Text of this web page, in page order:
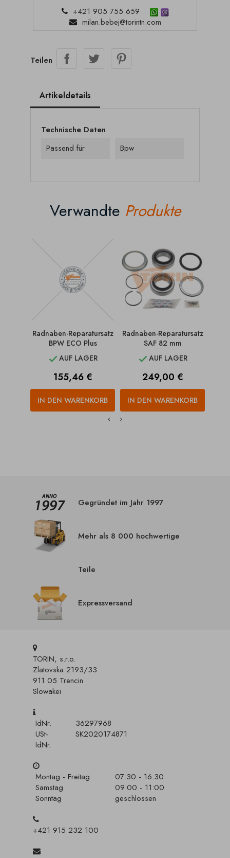
+421 905 755 659
milan.bebej@torintn.com
Teilen
Artikeldetails
Technische Daten
Passend für
Bpw
Verwandte Produkte
Radnaben-Reparatursatz
BPW ECO Plus
AUF LAGER
Preis
155,46 €
IN DEN WARENKORB
Radnaben-Reparatursatz
SAF 82 mm
AUF LAGER
Preis
249,00 €
IN DEN WARENKORB
Gegründet im Jahr 1997
Mehr als 8 000 hochwertige
Teile
Expressversand
TORIN, s.r.o.
Zlatovska 2193/33
911 05 Trencin
Slowakei
IdNr.
36297968
USt-
IdNr.
SK2020174871
Montag - Freitag
07:30 - 16:30
Samstag
09:00 - 11:00
Sonntag
geschlossen
+421 915 232 100